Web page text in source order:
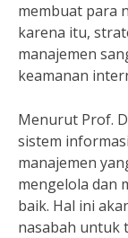
membuat para
karena itu,
manajemen
keamanan
Menurut Prof.
sistem
manajemen
mengelola dan
baik. Hal ini
nasabah untuk